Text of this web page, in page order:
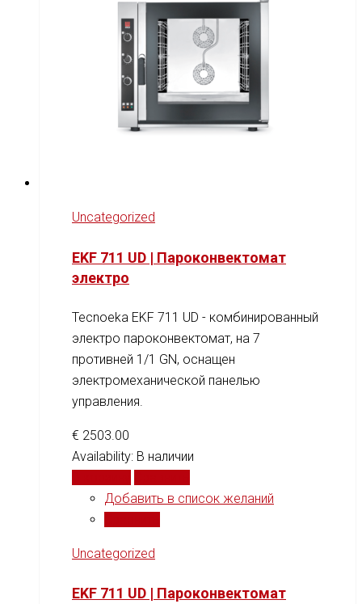
Uncategorized
EKF 711 UD | Пароконвектомат
электро
Tecnoeka EKF 711 UD - комбинированный
электро пароконвектомат, на 7
противней 1/1 GN, оснащен
электромеханической панелью
управления.
€ 2503.00
Availability: В наличии
Добавить в список желаний
Uncategorized
EKF 711 UD | Пароконвектомат